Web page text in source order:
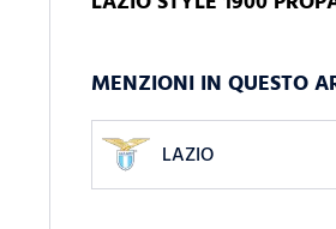
MENZIONI IN QUESTO
LAZIO